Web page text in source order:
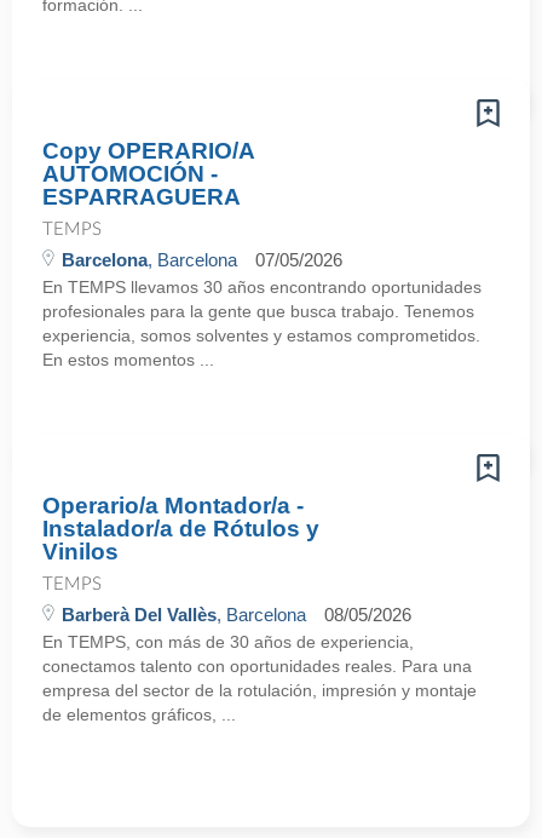
formación. ...
Copy OPERARIO/A
AUTOMOCIÓN -
ESPARRAGUERA
TEMPS
Barcelona, Barcelona 07/05/2026
En TEMPS llevamos 30 años encontrando oportunidades
profesionales para la gente que busca trabajo. Tenemos
experiencia, somos solventes y estamos comprometidos.
En estos momentos ...
Operario/a Montador/a -
Instalador/a de Rótulos y
Vinilos
TEMPS
Barberà Del Vallès, Barcelona 08/05/2026
En TEMPS, con más de 30 años de experiencia,
conectamos talento con oportunidades reales. Para una
empresa del sector de la rotulación, impresión y montaje
de elementos gráficos, ...